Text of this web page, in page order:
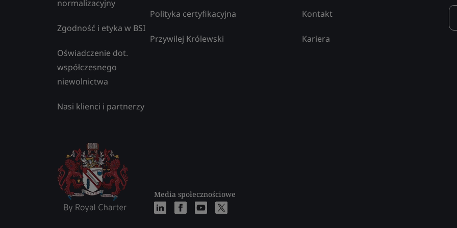
normalizacyjny
Zgodność i etyka w BSI
Oświadczenie dot.
współczesnego
niewolnictwa
Nasi klienci i partnerzy
Polityka certyfikacyjna
Przywilej Królewski
Media społecznościowe
Kontakt
Kariera